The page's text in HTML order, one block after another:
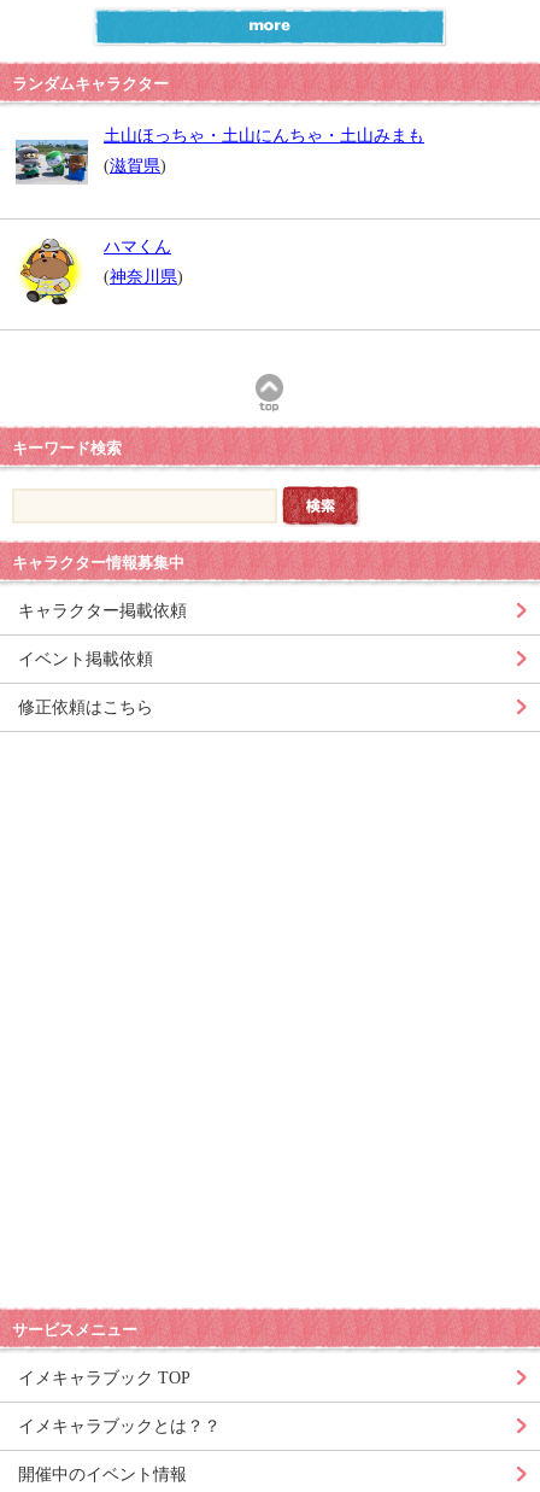
ランダムキャラクター
土山ほっちゃ・土山にんちゃ・土山みまも
(滋賀県)
ハマくん
(神奈川県)
キーワード検索
キャラクター情報募集中
キャラクター掲載依頼
イベント掲載依頼
修正依頼はこちら
サービスメニュー
イメキャラブック TOP
イメキャラブックとは？？
開催中のイベント情報